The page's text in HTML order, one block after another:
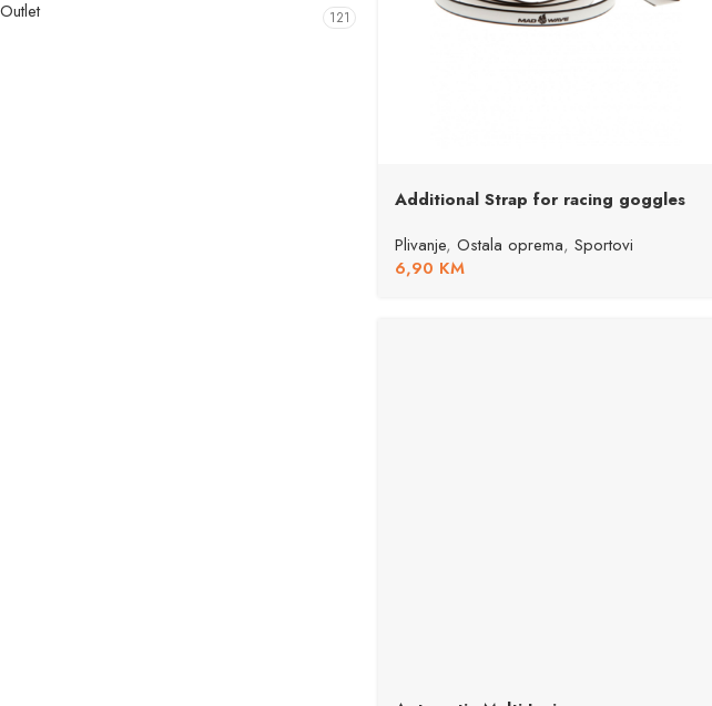
Outlet 121
Additional Strap for racing goggles
Plivanje, Ostala oprema, Sportovi
6,90 KM